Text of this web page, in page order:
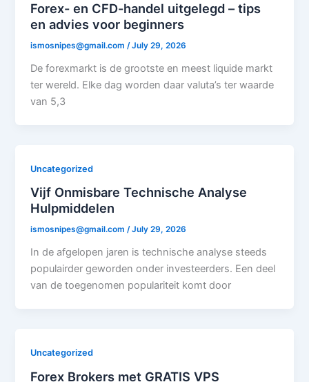
Forex- en CFD-handel uitgelegd – tips
en advies voor beginners
ismosnipes@gmail.com/July 29, 2026
De forexmarkt is de grootste en meest liquide markt
ter wereld. Elke dag worden daar valuta’s ter waarde
van 5,3
Uncategorized
Vijf Onmisbare Technische Analyse
Hulpmiddelen
ismosnipes@gmail.com/July 29, 2026
In de afgelopen jaren is technische analyse steeds
populairder geworden onder investeerders. Een deel
van de toegenomen populariteit komt door
Uncategorized
Forex Brokers met GRATIS VPS